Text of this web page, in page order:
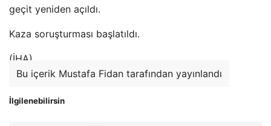
geçit yeniden açıldı.
Kaza soruşturması başlatıldı.
(İHA)
Bu içerik Mustafa Fidan tarafından yayınlandı
İlgilenebilirsin